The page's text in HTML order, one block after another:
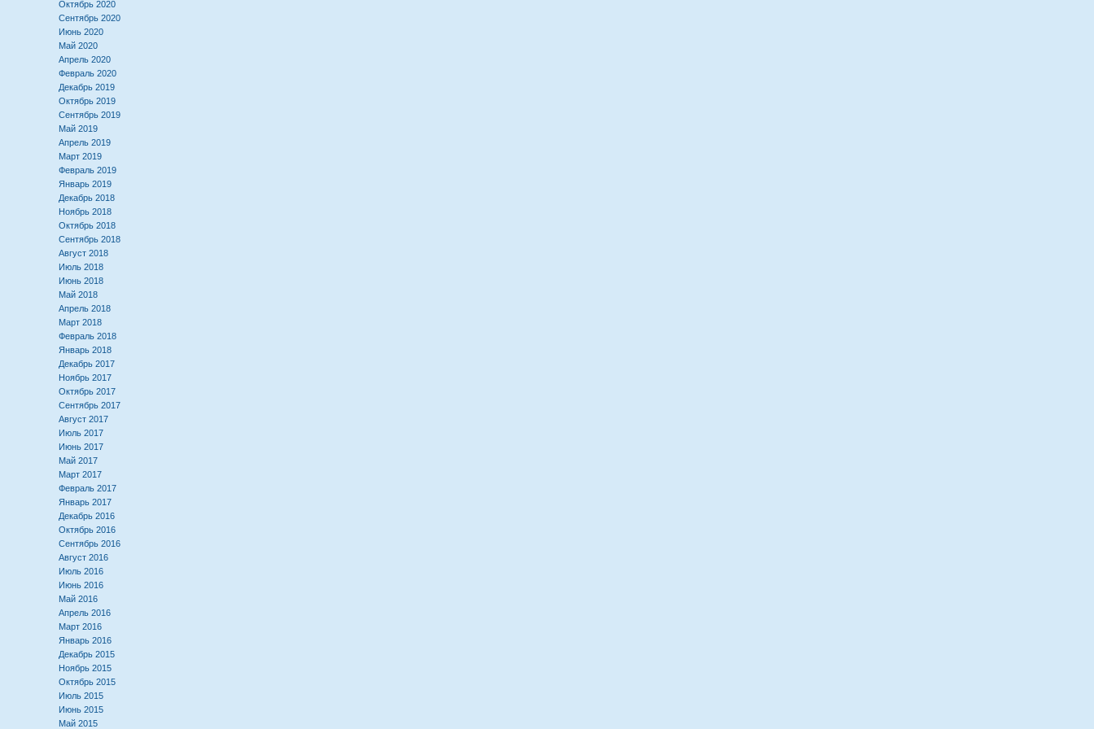
Октябрь 2020
Сентябрь 2020
Июнь 2020
Май 2020
Апрель 2020
Февраль 2020
Декабрь 2019
Октябрь 2019
Сентябрь 2019
Май 2019
Апрель 2019
Март 2019
Февраль 2019
Январь 2019
Декабрь 2018
Ноябрь 2018
Октябрь 2018
Сентябрь 2018
Август 2018
Июль 2018
Июнь 2018
Май 2018
Апрель 2018
Март 2018
Февраль 2018
Январь 2018
Декабрь 2017
Ноябрь 2017
Октябрь 2017
Сентябрь 2017
Август 2017
Июль 2017
Июнь 2017
Май 2017
Март 2017
Февраль 2017
Январь 2017
Декабрь 2016
Октябрь 2016
Сентябрь 2016
Август 2016
Июль 2016
Июнь 2016
Май 2016
Апрель 2016
Март 2016
Январь 2016
Декабрь 2015
Ноябрь 2015
Октябрь 2015
Июль 2015
Июнь 2015
Май 2015